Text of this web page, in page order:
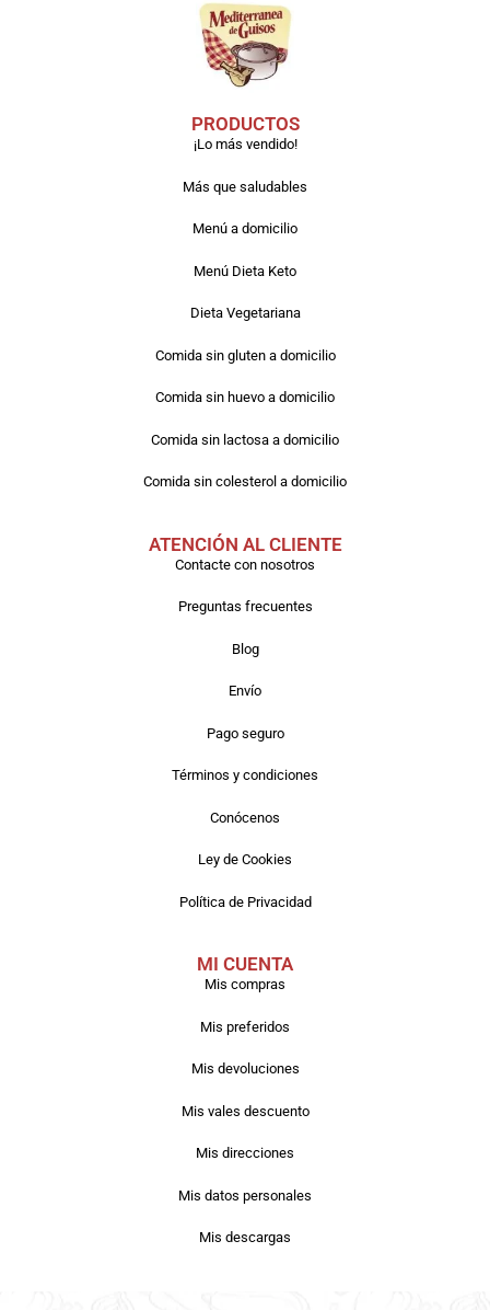
PRODUCTOS
¡Lo más vendido!
Más que saludables
Menú a domicilio
Menú Dieta Keto
Dieta Vegetariana
Comida sin gluten a domicilio
Comida sin huevo a domicilio
Comida sin lactosa a domicilio
Comida sin colesterol a domicilio
ATENCIÓN AL CLIENTE
Contacte con nosotros
Preguntas frecuentes
Blog
Envío
Pago seguro
Términos y condiciones
Conócenos
Ley de Cookies
Política de Privacidad
MI CUENTA
Mis compras
Mis preferidos
Mis devoluciones
Mis vales descuento
Mis direcciones
Mis datos personales
Mis descargas